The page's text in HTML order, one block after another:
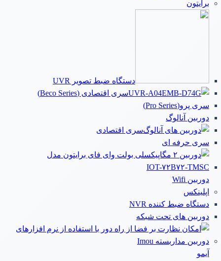
برایتون
دستگاه ضبط تصویر UVR
سری اقتصادی (Beco Series)
سری پرو(Pro Series)
دوربین آنالوگ
سری اقتصادی
سری حرفه ای
دوربین Wifi
اپلینکس
دستگاه ضبط کننده NVR
دوربین های تحت شبکه
آیمو